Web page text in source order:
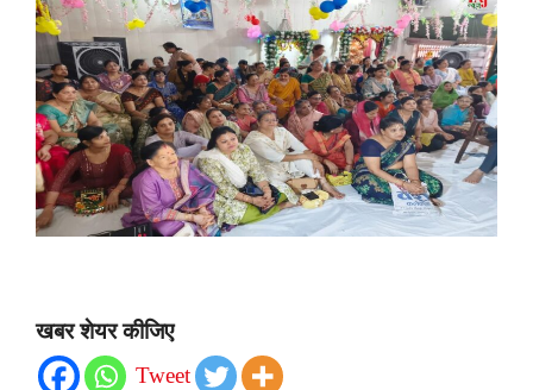
खबर शेयर कीजिए
Tweet